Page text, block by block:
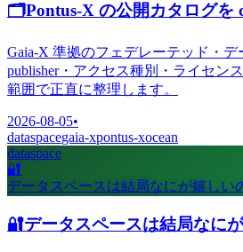
🗂️Pontus-X の公開カタログ
Gaia-X 準拠のフェデレーテッド・デ
publisher・アクセス種別・ライセン
範囲で正直に整理します。
2026-08-05•
dataspacegaia-xpontus-xocean
dataspace
🔐
データスペースは結局なにが嬉し
🔐データスペースは結局なに